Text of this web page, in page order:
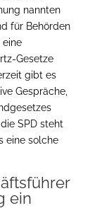
nannten
für Behörden
eine
Gesetze
gibt es
Gespräche,
SPD steht
eine solche
ein